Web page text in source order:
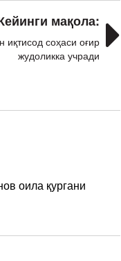
мақола:
иқтисод соҳаси оғир
жудоликка учради
оила қургани